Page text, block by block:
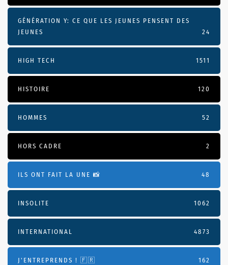
GÉNÉRATION Y: CE QUE LES JEUNES PENSENT DES
JEUNES
24
HIGH TECH 1511
HISTOIRE 120
HOMMES 52
HORS CADRE 2
ILS ONT FAIT LA UNE 📸 48
INSOLITE 1062
INTERNATIONAL 4873
J'ENTREPRENDS ! 🇫🇷 162